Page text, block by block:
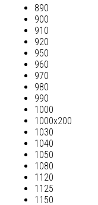
890
900
910
920
950
960
970
980
990
1000
1000х200
1030
1040
1050
1080
1120
1125
1150